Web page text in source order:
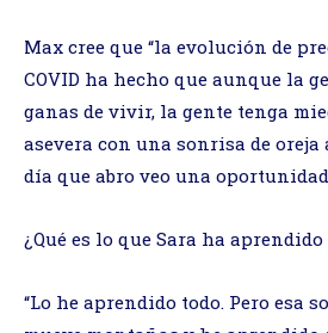
Max cree que “la evolución de
COVID ha hecho que aunque la
ganas de vivir, la gente tenga
asevera con una sonrisa de oreja
día que abro veo una
¿Qué es lo que Sara ha aprendido
“Lo he aprendido todo. Pero esa